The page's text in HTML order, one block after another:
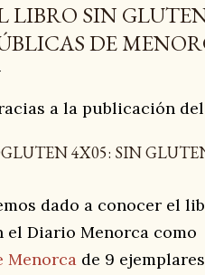
LIBRO SIN
DE
a la publicación
4X05: SIN
dado a conocer el
el Diario Menorca
Menorca de 9